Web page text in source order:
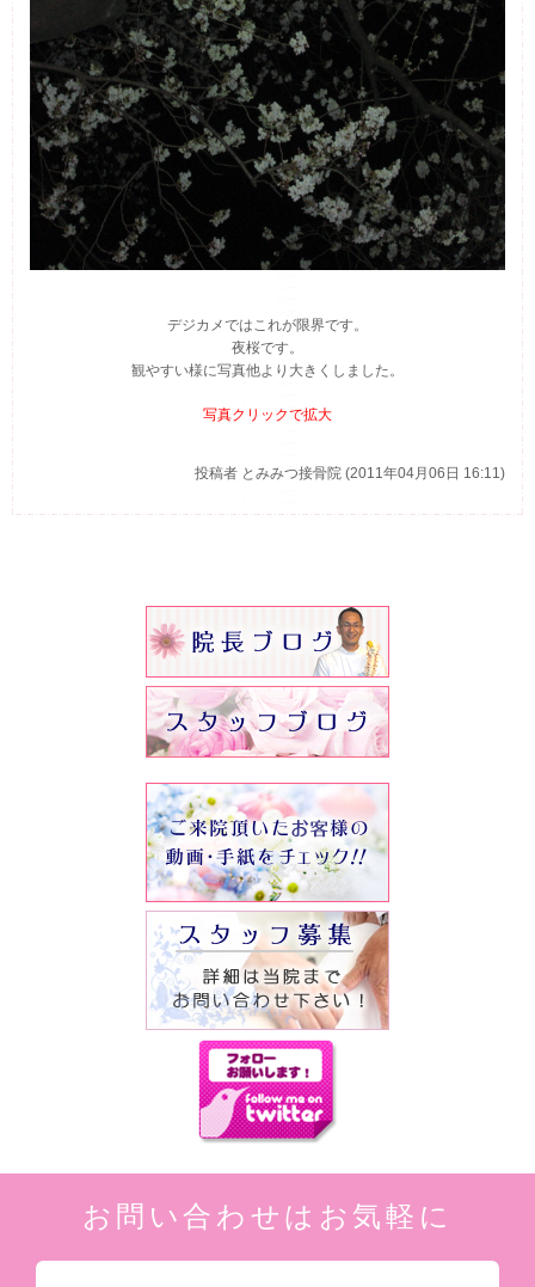
デジカメではこれが限界です。
夜桜です。
観やすい様に写真他より大きくしました。
写真クリックで拡大
投稿者 とみみつ接骨院 (2011年04月06日 16:11)
お問い合わせはお気軽に